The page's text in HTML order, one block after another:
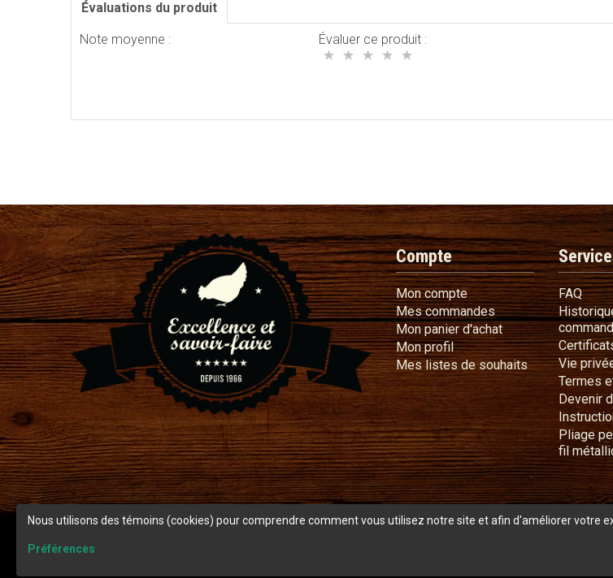
Évaluations du produit
Note moyenne : Évaluer ce produit :
Compte
Mon compteMon compte
Mes commandesMes commandes
Mon panier d'achatMon panier d'achat
Mon profilMon profil
Mes listes de souhaitsMes listes de
FAQFAQ
Vie
Termes
Devenir
Pliage
fil
© Copyright 2026 Ranch Cunicole.
Nous utilisons des témoins (cookies) pour comprendre comment vous utilisez notre site et afin d'améliorer votre
Préférences